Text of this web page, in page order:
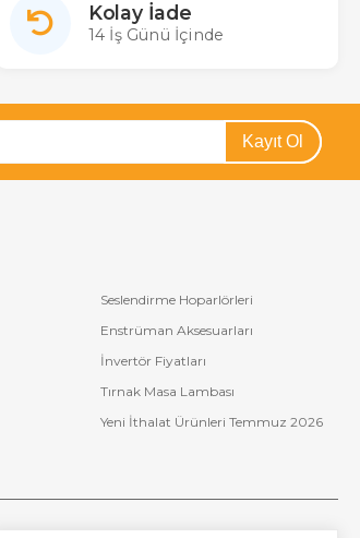
Kolay İade
14 İş Günü İçinde
Kayıt Ol
Seslendirme Hoparlörleri
Enstrüman Aksesuarları
İnvertör Fiyatları
Tırnak Masa Lambası
Yeni İthalat Ürünleri Temmuz 2026